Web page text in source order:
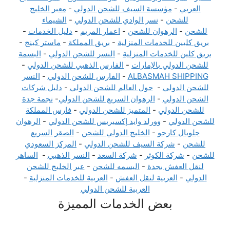
العربي - مؤسسة السيف للشحن الدولي - معبر الخليج
للشحن - نسر الوادي للشحن الدولي - الشيماء
للشحن - الرهوان للشحن - اعمار المريم - دليل الخدمات -
بريق كليين للخدمات المنزلية - بريق المملكة - ماستر كينج -
بريق كلين للخدمات المنزلية - النسر للشحن الدولي - البسمة
للشحن الدولي بالإمارات - الفارس الذهبي للشحن الدولي -
ALBASMAH SHIPPING
- الفارس للشحن الدولي - النسر
للشحن الدولي -حول العالم للشحن الدولي - دليل شركات
الشحن الدولي - الرهوان السريع للشحن الدولي- نجمة جدة
للشحن الدولي - المتميز للشحن الدولي - فارس المملكة
للشحن الدولي - وورلد وايد إكسبريس للشحن الدولي - الرهوان
جلوبال كارجو - الخليج الدولي للشحن - الصقر السريع
للشحن - شركة السيف للشحن الدولي - المركز السعودي
للشحن - شركة الكوثر - شركة السعد - النسر الذهبي - الساهر
لنقل العفش بجدة - البسمه للشحن - عبر الخليج للشحن
الدولي - العربية لنقل العفش - العربية للخدمات المنزلية -
العربية للشحن الدولي
بعض الخدمات المميزة